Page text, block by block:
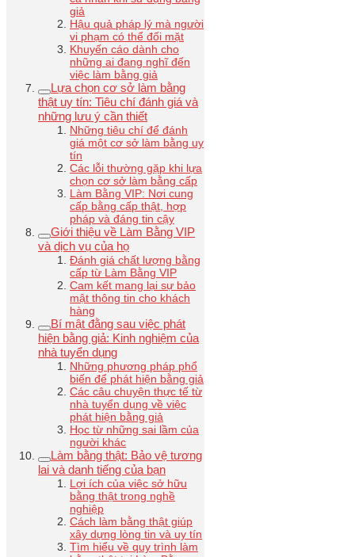
giả
Hậu quả pháp lý mà người
vi phạm có thể đối mặt
Khuyến cáo dành cho
những ai đang nghĩ đến
việc làm bằng giả
Lựa chọn cơ sở làm bằng
thật uy tín: Tiêu chí đánh giá và
những lưu ý cần thiết
Những tiêu chí để đánh
giá một cơ sở làm bằng uy
tín
Các lỗi thường gặp khi lựa
chọn cơ sở làm bằng cấp
Làm Bằng VIP: Nơi cung
cấp bằng cấp thật, hợp
pháp và đáng tin cậy
Giới thiệu về Làm Bằng VIP
và dịch vụ của họ
Đánh giá chất lượng bằng
cấp từ Làm Bằng VIP
Cam kết mang lại sự bảo
mật thông tin cho khách
hàng
Bí mật đằng sau việc phát
hiện bằng giả: Kinh nghiệm của
nhà tuyển dụng
Những phương pháp phổ
biến để phát hiện bằng giả
Các câu chuyện thực tế từ
nhà tuyển dụng về việc
phát hiện bằng giả
Học từ những sai lầm của
người khác
Làm bằng thật: Bảo vệ tương
lai và danh tiếng của bạn
Lợi ích của việc sở hữu
bằng thật trong nghề
nghiệp
Cách làm bằng thật giúp
xây dựng lòng tin và uy tín
Tìm hiểu về quy trình làm